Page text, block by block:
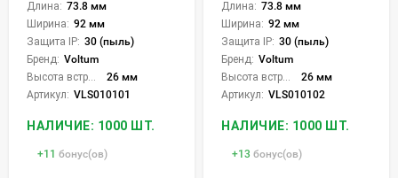
Длина: 73.8 мм
Ширина: 92 мм
Защита IP: 30 (пыль)
Бренд: Voltum
Высота встройки:
26 мм
Артикул: VLS010101
НАЛИЧИЕ: 1000 ШТ.
+11 бонус(ов)
Длина: 73.8 мм
Ширина: 92 мм
Защита IP: 30 (пыль)
Бренд: Voltum
Высота встройки:
26 мм
Артикул: VLS010102
НАЛИЧИЕ: 1000 ШТ.
+13 бонус(ов)